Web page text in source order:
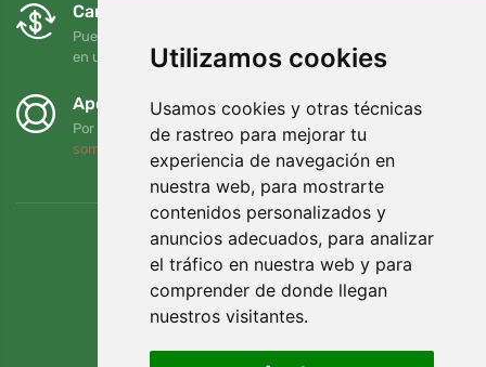
Utilizamos cookies
Usamos cookies y otras técnicas
de rastreo para mejorar tu
experiencia de navegación en
nuestra web, para mostrarte
contenidos personalizados y
anuncios adecuados, para analizar
el tráfico en nuestra web y para
comprender de donde llegan
nuestros visitantes.
Cambios y devoluciones gratuitos
Puede devolver o cambiar su pedido en cualquier momento
en un plazo de 90 días
Apoyamos a Trees.org
Por cada pedido plantamos un árbol. Leer más
somos